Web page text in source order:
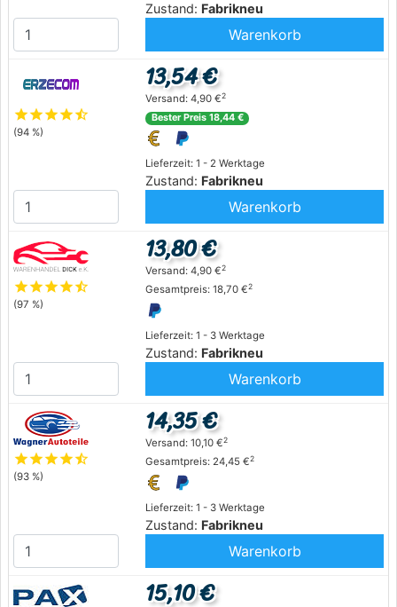
Zustand: Fabrikneu
Warenkorb
starstarstarstarstar_half
(94 %)
Lieferzeit: 1 - 2 Werktage
Zustand: Fabrikneu
13,54 €
Versand: 4,90 €2
Bester Preis 18,44 €
Warenkorb
starstarstarstarstar_half
(97 %)
Lieferzeit: 1 - 3 Werktage
Zustand: Fabrikneu
13,80 €
Versand: 4,90 €2
Gesamtpreis: 18,70 €2
Warenkorb
starstarstarstarstar_half
(93 %)
Lieferzeit: 1 - 3 Werktage
Zustand: Fabrikneu
14,35 €
Versand: 10,10 €2
Gesamtpreis: 24,45 €2
Warenkorb
15,10 €